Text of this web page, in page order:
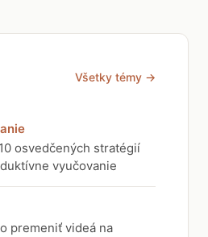
Všetky témy →
osvedčených stratégií
vyučovanie
premeniť videá na